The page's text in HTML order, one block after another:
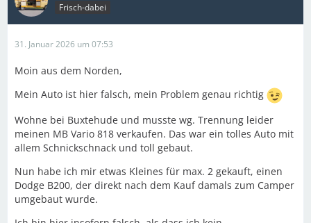
Frisch-dabei
31. Januar 2026 um 07:53
Moin aus dem Norden,
Mein Auto ist hier falsch, mein Problem genau richtig
Wohne bei Buxtehude und musste wg. Trennung leider
meinen MB Vario 818 verkaufen. Das war ein tolles Auto mit
allem Schnickschnack und toll gebaut.
Nun habe ich mir etwas Kleines für max. 2 gekauft, einen
Dodge B200, der direkt nach dem Kauf damals zum Camper
umgebaut wurde.